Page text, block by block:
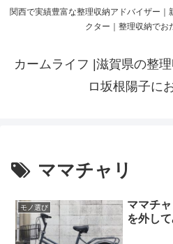
関西で実績豊富な整理収納アドバイザー｜
クター｜整理収納でお
カームライフ |滋賀県の整
ロ坂根陽子に
ママチャリ
モノ選び
ママチ
を外し